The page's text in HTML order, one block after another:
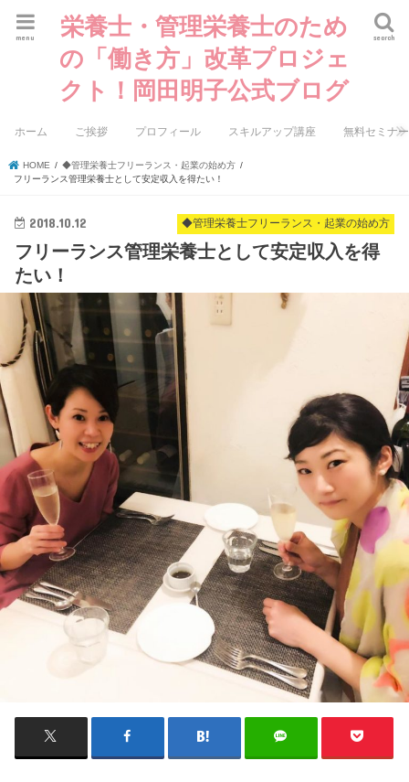
栄養士・管理栄養士のため
の「働き方」改革プロジェ
クト！岡田明子公式ブログ
search
menu
ホーム ご挨拶 プロフィール スキルアップ講座 無料セミナー
HOME
◆管理栄養士フリーランス・起業の始め方
フリーランス管理栄養士として安定収入を得たい！
◆管理栄養士フリーランス・起業の始め方
2018.10.12
フリーランス管理栄養士として安定収入を得
たい！